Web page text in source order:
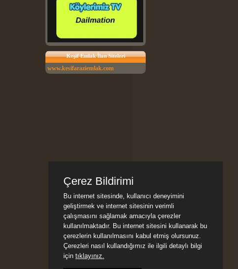
Keşif Emlak İlan Siteleri
www.kesifaraziemlak.com
Çerez Bildirimi
Bu internet sitesinde, kullanıcı deneyimini
geliştirmek ve internet sitesinin verimli
çalışmasını sağlamak amacıyla çerezler
kullanılmaktadır. Bu internet sitesini kullanarak bu
çerezlerin kullanılmasını kabul etmiş olursunuz.
Çerezleri nasıl kullandığımız ile ilgili detaylı bilgi
için tıklayınız.